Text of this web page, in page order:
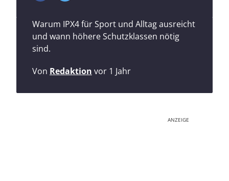
Warum IPX4 für Sport und Alltag ausreicht
und wann höhere Schutzklassen nötig
sind.
Von Redaktion vor 1 Jahr
ANZEIGE